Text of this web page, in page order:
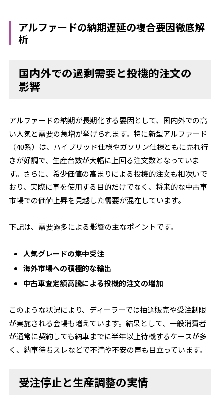
アルファードの納期遅延の複合要因徹底解
析
国内外での過剰需要と投機的注文の
影響
アルファードの納期が長期化する要因として、国内外での高
い人気と需要の急増が挙げられます。特に新型アルファード
（40系）は、ハイブリッド仕様やガソリン仕様ともに売れ行
きが好調で、生産台数が大幅に上回る注文数となっていま
す。さらに、希少価値の高まりによる投機的注文も相次いで
おり、実際に車を使用する目的だけでなく、将来的な中古車
市場での価値上昇を見越した需要が混在しています。
下記は、需要過多による影響の主なポイントです。
人気グレードの集中受注
海外市場への積極的な輸出
中古車査定額高騰による投機的注文の増加
このような状況により、ディーラーでは抽選販売や受注制限
が実施される会場も増えています。結果として、一般消費者
が通常に契約しても納車までに半年以上待機するケースが多
く、納車待ちスレなどで不満や不安の声も目立っています。
受注停止と生産調整の実情